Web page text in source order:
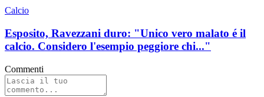
Calcio
Esposito, Ravezzani duro: "Unico vero malato é il
calcio. Considero l'esempio peggiore chi..."
Commenti